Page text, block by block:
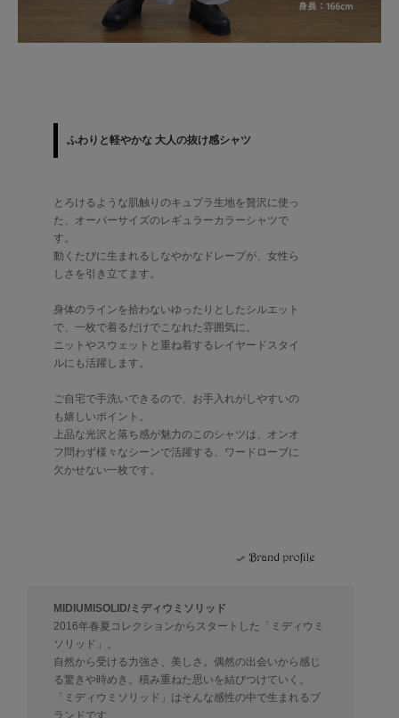
ふわりと軽やかな 大人の抜け感シャツ
とろけるような肌触りのキュプラ生地を贅沢に使っ
た、オーバーサイズのレギュラーカラーシャツで
す。
動くたびに生まれるしなやかなドレープが、女性ら
しさを引き立てます。
身体のラインを拾わないゆったりとしたシルエット
で、一枚で着るだけでこなれた雰囲気に。
ニットやスウェットと重ね着するレイヤードスタイ
ルにも活躍します。
ご自宅で手洗いできるので、お手入れがしやすいの
も嬉しいポイント。
上品な光沢と落ち感が魅力のこのシャツは、オンオ
フ問わず様々なシーンで活躍する、ワードローブに
欠かせない一枚です。
MIDIUMISOLID/ミディウミソリッド
2016年春夏コレクションからスタートした「ミディウミ
ソリッド」。
自然から受ける力強さ、美しさ。偶然の出会いから感じ
る驚きや時めき。積み重ねた思いを結びつけていく。
「ミディウミソリッド」はそんな感性の中で生まれるブ
ランドです。